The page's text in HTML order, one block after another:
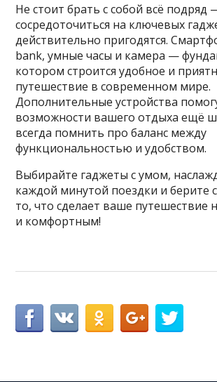
Не стоит брать с собой всё подряд
сосредоточиться на ключевых
действительно пригодятся.
bank, умные часы и камера —
котором строится удобное и
путешествие в современном мире.
Дополнительные устройства
возможности вашего отдыха ещё
всегда помнить про баланс между
функциональностью и удобством.
Выбирайте гаджеты с умом,
каждой минутой поездки и берите
то, что сделает ваше путешествие
и комфортным!